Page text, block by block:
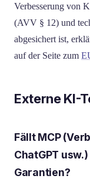
Verbesserung von
(AVV § 12) und
abgesichert ist,
auf der Seite zum
Externe KI-
Fällt MCP
ChatGPT
Garantien?